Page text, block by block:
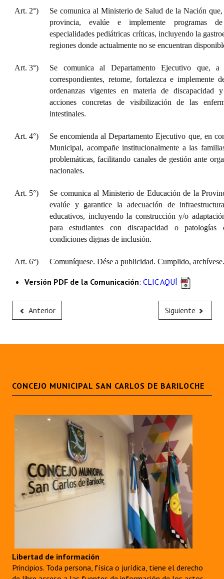
Art. 2°)
Se comunica al Ministerio de Salud de la Nación
provincia, evalúe e implemente programas
especialidades pediátricas críticas, incluyendo la
regiones donde actualmente no se encuentran
Art. 3°)
Se comunica al Departamento Ejecutivo que,
correspondientes, retome, fortalezca e implemente
ordenanzas vigentes en materia de discapacidad
acciones concretas de visibilización de las
intestinales.
Art. 4°)
Se encomienda al Departamento Ejecutivo que, en
Municipal, acompañe institucionalmente a las
problemáticas, facilitando canales de gestión ante
nacionales.
Art. 5°)
Se comunica al Ministerio de Educación de la
evalúe y garantice la adecuación de
educativos, incluyendo la construcción y/o
para estudiantes con discapacidad o patologías
condiciones dignas de inclusión.
Art. 6°) Comuníquese. Dése a publicidad. Cumplido, archívese.
Versión PDF de la Comunicación: CLIC AQUÍ
Anterior Siguiente
CONCEJO MUNICIPAL SAN CARLOS DE BARILOCHE
Libertad de información
Principios. Toda persona, física o jurídica, tiene el derecho